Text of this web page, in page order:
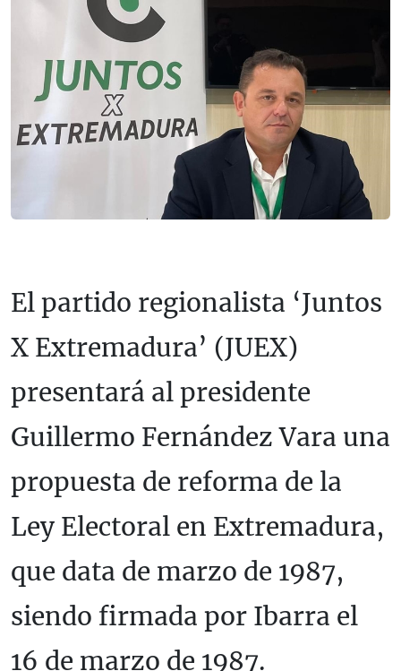
El partido regionalista ‘Juntos
X Extremadura’ (JUEX)
presentará al presidente
Guillermo Fernández Vara una
propuesta de reforma de la
Ley Electoral en Extremadura,
que data de marzo de 1987,
siendo firmada por Ibarra el
16 de marzo de 1987.